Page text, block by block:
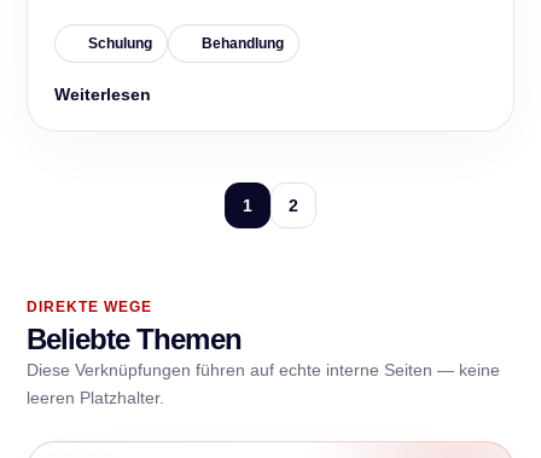
Schulung Behandlung
Weiterlesen
1 2
DIREKTE WEGE
Beliebte Themen
Diese Verknüpfungen führen auf echte interne Seiten — keine
leeren Platzhalter.